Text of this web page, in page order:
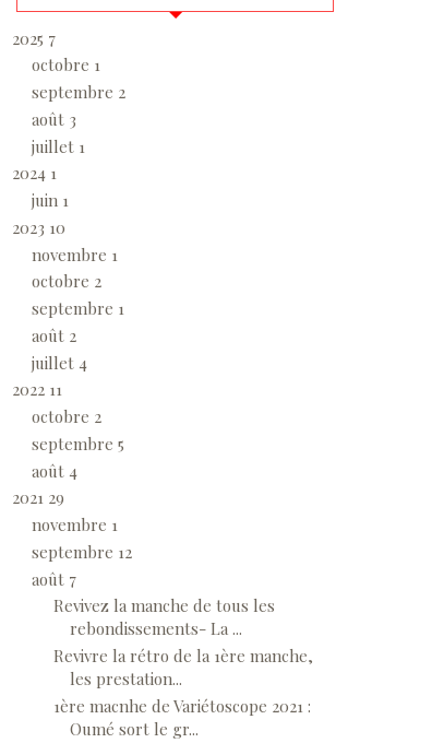
2025 7
octobre 1
septembre 2
août 3
juillet 1
2024 1
juin 1
2023 10
novembre 1
octobre 2
septembre 1
août 2
juillet 4
2022 11
octobre 2
septembre 5
août 4
2021 29
novembre 1
septembre 12
août 7
Revivez la manche de tous les
rebondissements- La ...
Revivre la rétro de la 1ère manche,
les prestation...
1ère macnhe de Variétoscope 2021 :
Oumé sort le gr...